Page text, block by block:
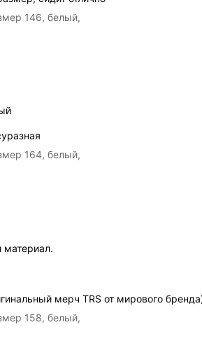
146, белый,
164, белый,
материал.
мерч TRS от мирового
158, белый,